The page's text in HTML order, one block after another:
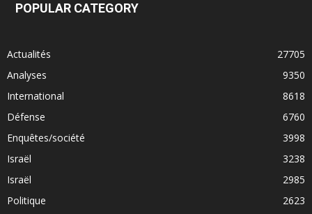
POPULAR CATEGORY
Actualités
27705
Analyses
9350
International
8618
Défense
6760
Enquêtes/société
3998
Israël
3238
Israël
2985
Politique
2623